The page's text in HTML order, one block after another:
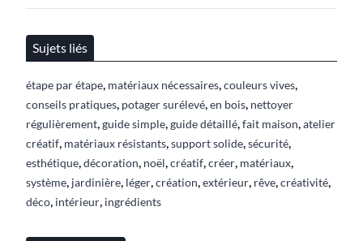
Sujets liés
étape par étape, matériaux nécessaires,couleurs vives,
conseils pratiques, potager surélevé,en bois, nettoyer
régulièrement,guide simple,guide détaillé,fait maison,atelier
créatif, matériaux résistants,support solide,sécurité,
esthétique,décoration, noël,créatif,créer, matériaux,
système, jardinière, léger,création,extérieur, rêve,créativité,
déco, intérieur, ingrédients